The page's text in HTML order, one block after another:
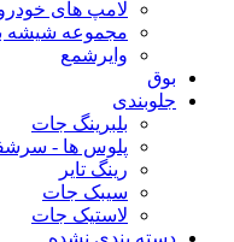
لامپ های
مجموعه شیشه
وایرشمع
بوق
جلوبندی
بلبرینگ جات
پلوس ها -
رینگ تایر
سیبک جات
لاستیک جات